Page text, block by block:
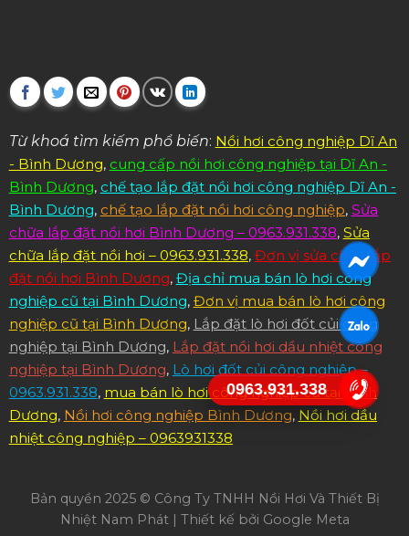
Từ khoá tìm kiếm phổ biến: Nồi hơi công nghiệp Dĩ An
- Bình Dương, cung cấp nồi hơi công nghiệp tại Dĩ An -
Bình Dương, chế tạo lắp đặt nồi hơi công nghiệp Dĩ An -
Bình Dương, chế tạo lắp đặt nồi hơi công nghiệp, Sửa
chữa lắp đặt nồi hơi Bình Dương – 0963.931.338, Sửa
chữa lắp đặt nồi hơi – 0963.931.338, Đơn vị sửa chữa lắp
đặt nồi hơi Bình Dương, Địa chỉ mua bán lò hơi công
nghiệp cũ tại Bình Dương, Đơn vị mua bán lò hơi công
nghiệp cũ tại Bình Dương, Lắp đặt lò hơi đốt củi công
nghiệp tại Bình Dương, Lắp đặt nồi hơi dầu nhiệt công
nghiệp tại Bình Dương, Lò hơi đốt củi công nghiệp –
0963.931.338, mua bán lò hơi công nghiệp cũ tại Bình
Dương, Nồi hơi công nghiệp Bình Dương, Nồi hơi dầu
nhiệt công nghiệp – 0963931338
Bản quyền 2025 © Công Ty TNHH Nồi Hơi Và Thiết Bị
Nhiệt Nam Phát | Thiết kế bởi Google Meta
0963.931.338